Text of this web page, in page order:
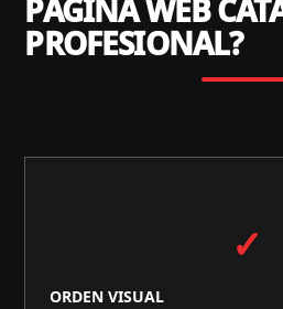
PÁGINA WEB
PROFESIONAL?
✓
ORDEN VISUAL